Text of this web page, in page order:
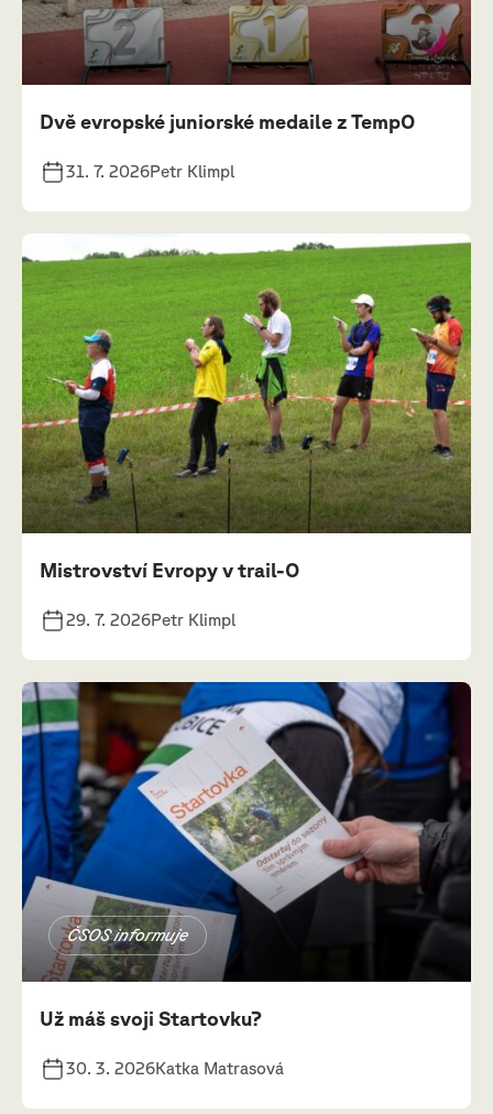
Dvě evropské juniorské medaile z TempO
31. 7. 2026Petr Klimpl
Mistrovství Evropy v trail-O
29. 7. 2026Petr Klimpl
ČSOS informuje
Už máš svoji Startovku?
30. 3. 2026Katka Matrasová